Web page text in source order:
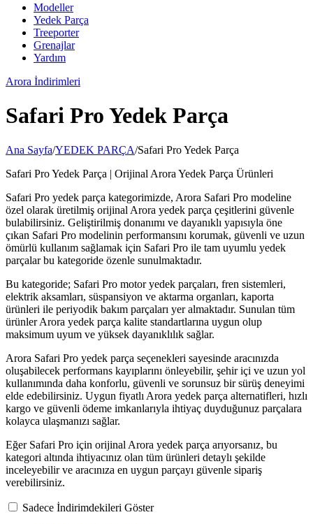
Modeller
Yedek Parça
Treeporter
Grenajlar
Yardım
Arora İndirimleri
Safari Pro Yedek Parça
Ana Sayfa/YEDEK PARÇA/Safari Pro Yedek Parça
Safari Pro Yedek Parça | Orijinal Arora Yedek Parça Ürünleri
Safari Pro yedek parça kategorimizde, Arora Safari Pro modeline
özel olarak üretilmiş orijinal Arora yedek parça çeşitlerini güvenle
bulabilirsiniz. Geliştirilmiş donanımı ve dayanıklı yapısıyla öne
çıkan Safari Pro modelinin performansını korumak, güvenli ve uzun
ömürlü kullanım sağlamak için Safari Pro ile tam uyumlu yedek
parçalar bu kategoride özenle sunulmaktadır.
Bu kategoride; Safari Pro motor yedek parçaları, fren sistemleri,
elektrik aksamları, süspansiyon ve aktarma organları, kaporta
ürünleri ile periyodik bakım parçaları yer almaktadır. Sunulan tüm
ürünler Arora yedek parça kalite standartlarına uygun olup
maksimum uyum ve yüksek dayanıklılık sağlar.
Arora Safari Pro yedek parça seçenekleri sayesinde aracınızda
oluşabilecek performans kayıplarını önleyebilir, şehir içi ve uzun yol
kullanımında daha konforlu, güvenli ve sorunsuz bir sürüş deneyimi
elde edebilirsiniz. Uygun fiyatlı Arora yedek parça alternatifleri, hızlı
kargo ve güvenli ödeme imkanlarıyla ihtiyaç duyduğunuz parçalara
kolayca ulaşmanızı sağlar.
Eğer Safari Pro için orijinal Arora yedek parça arıyorsanız, bu
kategori altında ihtiyacınız olan tüm ürünleri detaylı şekilde
inceleyebilir ve aracınıza en uygun parçayı güvenle sipariş
verebilirsiniz.
Sadece İndirimdekileri Göster